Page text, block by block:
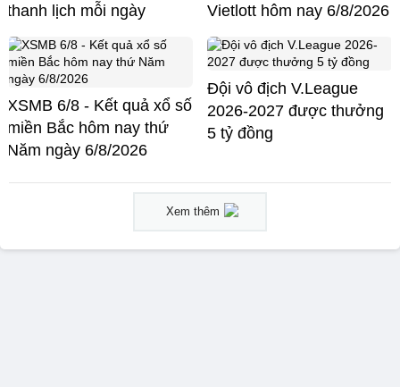
thanh lịch mỗi ngày
Vietlott hôm nay 6/8/2026
XSMB 6/8 - Kết quả xổ số
miền Bắc hôm nay thứ
Năm ngày 6/8/2026
Đội vô địch V.League
2026-2027 được thưởng
5 tỷ đồng
Xem thêm